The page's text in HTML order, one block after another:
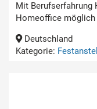
Mit
Homeoffice möglich
Deutschland
Kategorie: